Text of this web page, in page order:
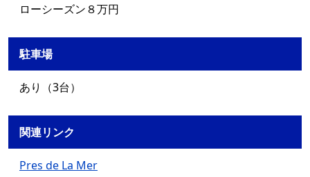
ローシーズン８万円
駐車場
あり（3台）
関連リンク
Pres de La Mer